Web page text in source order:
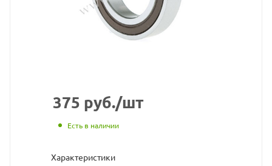
https://
по
разрешения
владельца
375 руб./шт
Есть в наличии
Характеристики